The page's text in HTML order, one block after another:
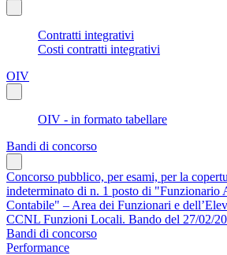
Contratti integrativi
Costi contratti integrativi
OIV
OIV - in formato tabellare
Bandi di concorso
Concorso pubblico, per esami, per la
indeterminato di n. 1 posto di "Funzionario
Contabile" – Area dei Funzionari e
CCNL Funzioni Locali. Bando del 27/02/
Bandi di concorso
Performance